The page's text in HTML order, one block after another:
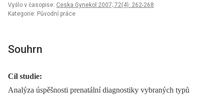
Vyšlo v časopise: Ceska Gynekol 2007; 72(4): 262-268
Kategorie: Původní práce
Souhrn
Cíl studie:
Analýza úspěšnosti prenatální diagnostiky vybraných typů